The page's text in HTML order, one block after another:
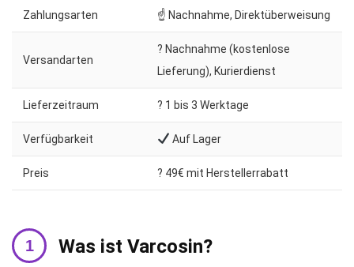
Zahlungsarten ☝ Nachnahme, Direktüberweisung
Versandarten
? Nachnahme (kostenlose
Lieferung), Kurierdienst
Lieferzeitraum ?️ 1 bis 3 Werktage
Verfügbarkeit Auf Lager
Preis ? 49€ mit Herstellerrabatt
Was ist Varcosin?